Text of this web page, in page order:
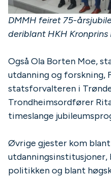
DMMH feiret 75-
deriblant HKH Kronprins
Også Ola Borten Moe,
utdanning og forskning,
statsforvalteren i
Trondheimsordfører
timeslange
Øvrige gjester kom
utdanningsinstitusjoner,
politikken og blant